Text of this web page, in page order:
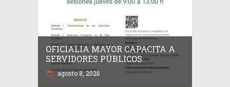
OFICIALIA MAYOR CAPACITA A
SERVIDORES PÚBLICOS
agosto 8, 2026